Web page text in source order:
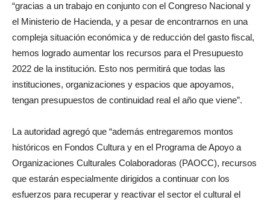
“gracias a un trabajo en conjunto con el Congreso Nacional y
el Ministerio de Hacienda, y a pesar de encontrarnos en una
compleja situación económica y de reducción del gasto fiscal,
hemos logrado aumentar los recursos para el Presupuesto
2022 de la institución. Esto nos permitirá que todas las
instituciones, organizaciones y espacios que apoyamos,
tengan presupuestos de continuidad real el año que viene”.
La autoridad agregó que “además entregaremos montos
históricos en Fondos Cultura y en el Programa de Apoyo a
Organizaciones Culturales Colaboradoras (PAOCC), recursos
que estarán especialmente dirigidos a continuar con los
esfuerzos para recuperar y reactivar el sector el cultural el